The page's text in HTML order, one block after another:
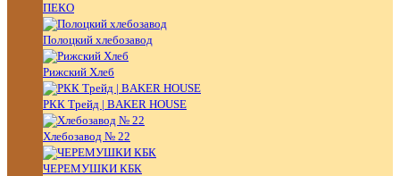
ПЕКО
Полоцкий хлебозавод
Рижский Хлеб
РКК Трейд | BAKER HOUSE
Хлебозавод № 22
ЧЕРЕМУШКИ КБК